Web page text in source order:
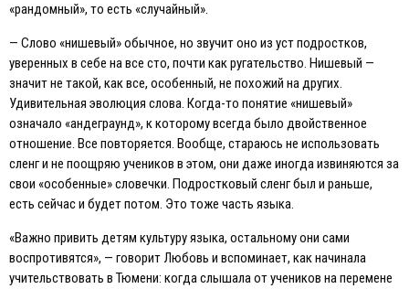
«рандомный», то есть «случайный».
— Слово «нишевый» обычное, но звучит оно из уст подростков,
уверенных в себе на все сто, почти как ругательство. Нишевый —
значит не такой, как все, особенный, не похожий на других.
Удивительная эволюция слова. Когда-то понятие «нишевый»
означало «андеграунд», к которому всегда было двойственное
отношение. Все повторяется. Вообще, стараюсь не использовать
сленг и не поощряю учеников в этом, они даже иногда извиняются за
свои «особенные» словечки. Подростковый сленг был и раньше,
есть сейчас и будет потом. Это тоже часть языка.
«Важно привить детям культуру языка, остальному они сами
воспротивятся», — говорит Любовь и вспоминает, как начинала
учительствовать в Тюмени: когда слышала от учеников на перемене